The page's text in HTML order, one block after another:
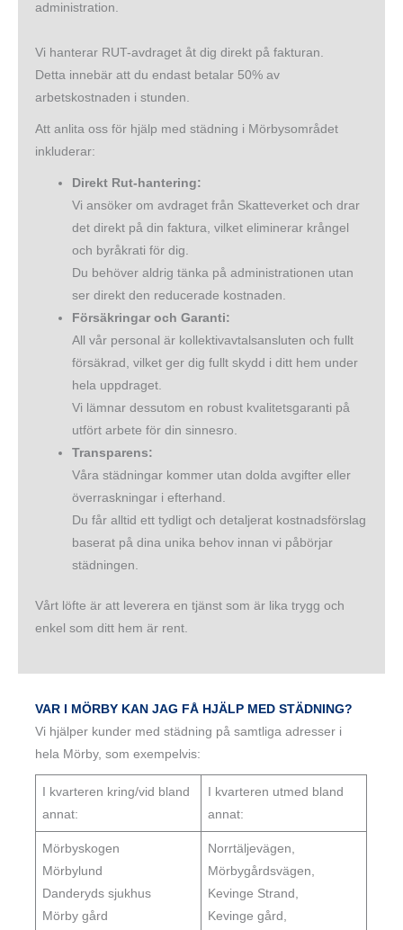
administration.
Vi hanterar RUT-avdraget åt dig direkt på fakturan.
Detta innebär att du endast betalar 50% av
arbetskostnaden i stunden.
Att anlita oss för hjälp med städning i Mörbysområdet
inkluderar:
Direkt Rut-hantering:
Vi ansöker om avdraget från Skatteverket och drar
det direkt på din faktura, vilket eliminerar krångel
och byråkrati för dig.
Du behöver aldrig tänka på administrationen utan
ser direkt den reducerade kostnaden.
Försäkringar och Garanti:
All vår personal är kollektivavtalsansluten och fullt
försäkrad, vilket ger dig fullt skydd i ditt hem under
hela uppdraget.
Vi lämnar dessutom en robust kvalitetsgaranti på
utfört arbete för din sinnesro.
Transparens:
Våra städningar kommer utan dolda avgifter eller
överraskningar i efterhand.
Du får alltid ett tydligt och detaljerat kostnadsförslag
baserat på dina unika behov innan vi påbörjar
städningen.
Vårt löfte är att leverera en tjänst som är lika trygg och
enkel som ditt hem är rent.
VAR I MÖRBY KAN JAG FÅ HJÄLP MED STÄDNING?
Vi hjälper kunder med städning på samtliga adresser i
hela Mörby, som exempelvis:
I kvarteren kring/vid bland
annat:
I kvarteren utmed bland
annat:
Mörbyskogen
Mörbylund
Danderyds sjukhus
Mörby gård
Norrtäljevägen,
Mörbygårdsvägen,
Kevinge Strand,
Kevinge gård,